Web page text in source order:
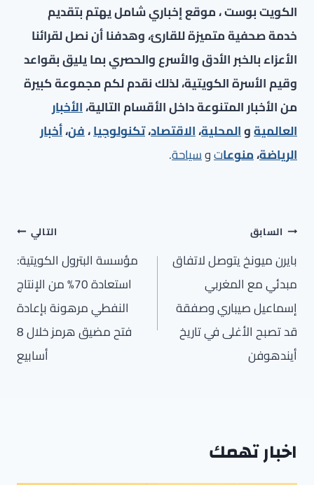
الكويت بوست ، موقع إخباري شامل يهتم بتقديم
خدمة صحفية متميزة للقارئ، وهدفنا أن نصل لقرائنا
الأعزاء بالخبر الأدق والأسرع والحصري بما يليق بقواعد
وقيم الأسرة الكويتية، لذلك نقدم لكم مجموعة كبيرة
من الأخبار المتنوعة داخل الأقسام التالية،الأخبار
العالميةوالمحلية،الاقتصاد،تكنولوجيا،فن،أخبار
الرياضة،منوعاتوسياحة.
تصفّح
المقالات
السابق
بايرن ميونخ يتوصل لاتفاق
مبدئي مع المغربي
إسماعيل صيباري وصفقة
قد تصبح الأغلى في تاريخ
أيندهوفن
التالي
مؤسسة البترول الكويتية:
استعادة 70% من الإنتاج
النفطي مرهونة بإعادة
فتح مضيق هرمز خلال 8
أسابيع
اخبار تهمك